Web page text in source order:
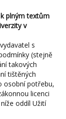
plným textům
v
s
(stejně
takových
tištěných
osobní potřebu,
licenci
oddíl Užití